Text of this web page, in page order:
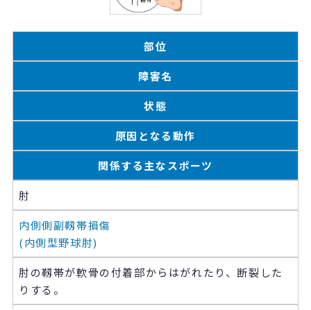
部位
障害名
状態
原因となる動作
関係する主なスポーツ
肘
内側側副靱帯損傷
(内側型野球肘)
肘の靱帯が軟骨の付着部からはがれたり、断裂した
りする。